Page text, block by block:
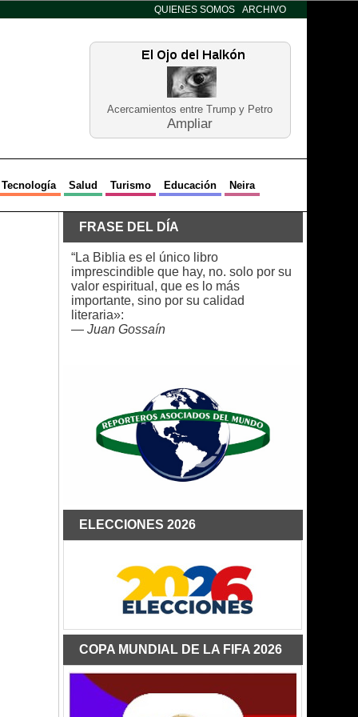
QUIENES SOMOS ARCHIVO
Acercamientos entre Trump y Petro
Ampliar
Tecnología Salud Turismo Educación Neira
FRASE DEL DÍA
“La Biblia es el único libro
imprescindible que hay, no. solo por su
valor espiritual, que es lo más
importante, sino por su calidad
literaria»:
— Juan Gossaín
ELECCIONES 2026
COPA MUNDIAL DE LA FIFA 2026